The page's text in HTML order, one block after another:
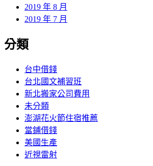
2019 年 8 月
2019 年 7 月
分類
台中借錢
台北國文補習班
新北搬家公司費用
未分類
澎湖花火節住宿推薦
當鋪借錢
美國生產
近視雷射